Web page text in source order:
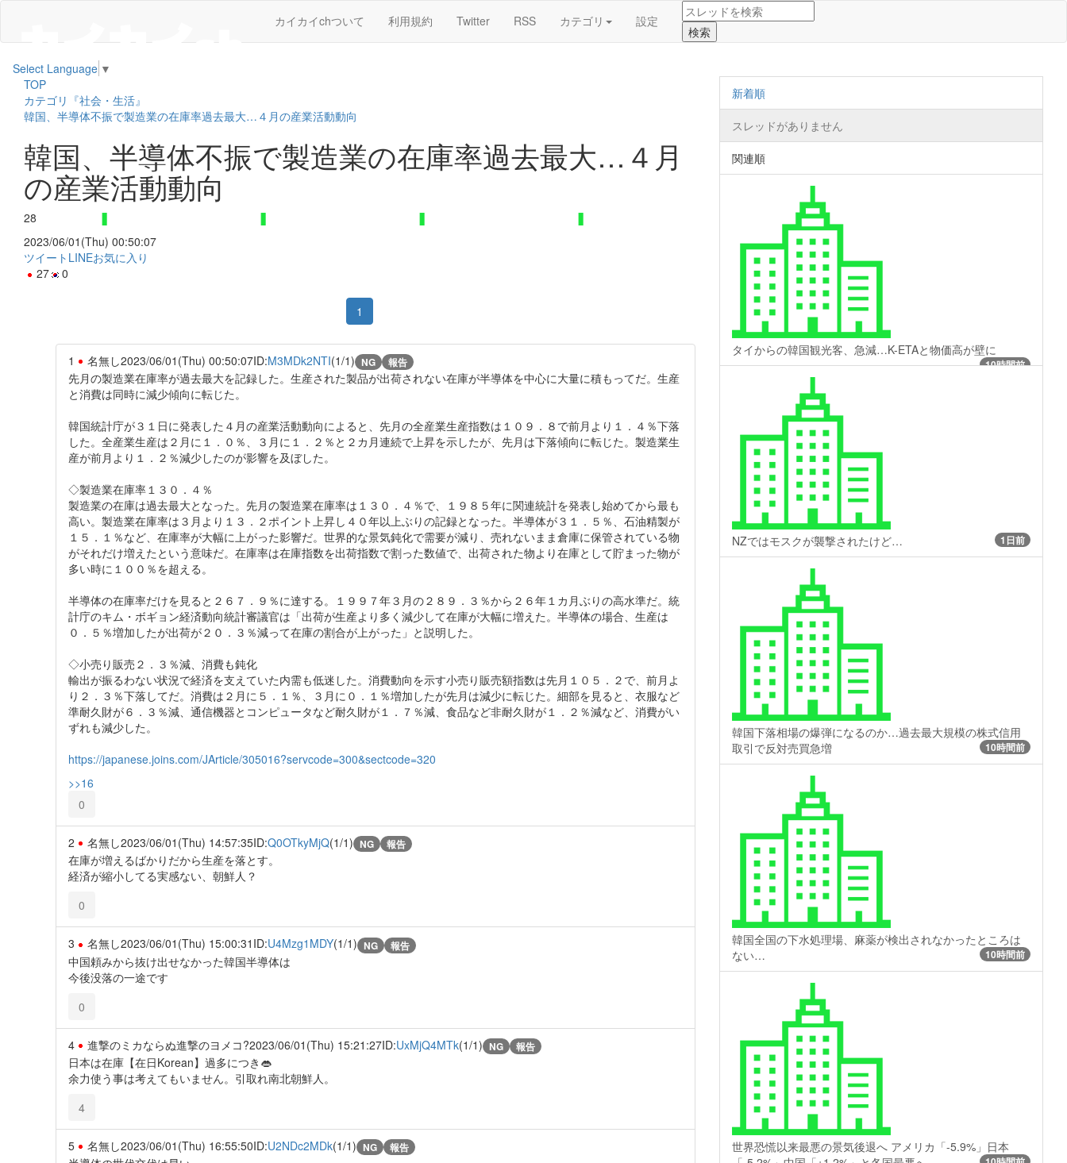
カイカイchついて 利用規約 Twitter RSS カテゴリ 設定
Select Language ▼
TOP
カテゴリ『社会・生活』
韓国、半導体不振で製造業の在庫率過去最大…４月の産業活動動向
韓国、半導体不振で製造業の在庫率過去最大…４月
の産業活動動向
28
2023/06/01(Thu) 00:50:07
ツイート LINEお気に入り
27
0
1
1 名無し2023/06/01(Thu) 00:50:07ID:M3MDk2NTI(1/1) NG 報告
先月の製造業在庫率が過去最大を記録した。生産された製品が出荷されない在庫が半導体を中心に大量に積もってだ。生産
と消費は同時に減少傾向に転じた。
韓国統計庁が３１日に発表した４月の産業活動動向によると、先月の全産業生産指数は１０９．８で前月より１．４％下落
した。全産業生産は２月に１．０％、３月に１．２％と２カ月連続で上昇を示したが、先月は下落傾向に転じた。製造業生
産が前月より１．２％減少したのが影響を及ぼした。
◇製造業在庫率１３０．４％
製造業の在庫は過去最大となった。先月の製造業在庫率は１３０．４％で、１９８５年に関連統計を発表し始めてから最も
高い。製造業在庫率は３月より１３．２ポイント上昇し４０年以上ぶりの記録となった。半導体が３１．５％、石油精製が
１５．１％など、在庫率が大幅に上がった影響だ。世界的な景気鈍化で需要が減り、売れないまま倉庫に保管されている物
がそれだけ増えたという意味だ。在庫率は在庫指数を出荷指数で割った数値で、出荷された物より在庫として貯まった物が
多い時に１００％を超える。
半導体の在庫率だけを見ると２６７．９％に達する。１９９７年３月の２８９．３％から２６年１カ月ぶりの高水準だ。統
計庁のキム・ボギョン経済動向統計審議官は「出荷が生産より多く減少して在庫が大幅に増えた。半導体の場合、生産は
０．５％増加したが出荷が２０．３％減って在庫の割合が上がった」と説明した。
◇小売り販売２．３％減、消費も鈍化
輸出が振るわない状況で経済を支えていた内需も低迷した。消費動向を示す小売り販売額指数は先月１０５．２で、前月よ
り２．３％下落してだ。消費は２月に５．１％、３月に０．１％増加したが先月は減少に転じた。細部を見ると、衣服など
準耐久財が６．３％減、通信機器とコンピュータなど耐久財が１．７％減、食品など非耐久財が１．２％減など、消費がい
ずれも減少した。
https://japanese.joins.com/JArticle/305016?servcode=300&sectcode=320
>>16
0
2 名無し2023/06/01(Thu) 14:57:35ID:Q0OTkyMjQ(1/1) NG 報告
在庫が増えるばかりだから生産を落とす。
経済が縮小してる実感ない、朝鮮人？
0
3 名無し2023/06/01(Thu) 15:00:31 ID:U4Mzg1MDY(1/1) NG 報告
中国頼みから抜け出せなかった韓国半導体は
今後没落の一途です
0
4 進撃のミカならぬ進撃のヨメコ?2023/06/01(Thu) 15:21:27ID:UxMjQ4MTk(1/1) NG 報告
日本は在庫【在日Korean】過多につき👄
余力使う事は考えてもいません。引取れ南北朝鮮人。
4
5 名無し2023/06/01(Thu) 16:55:50ID:U2NDc2MDk(1/1) NG 報告
新着順
スレッドがありません
関連順
タイからの韓国観光客、急減…K-ETAと物価高が壁に
10時間前
NZではモスクが襲撃されたけど… 1日前
韓国下落相場の爆弾になるのか…過去最大規模の株式信用
取引で反対売買急増
10時間前
韓国全国の下水処理場、麻薬が検出されなかったところは
ない…
10時間前
世界恐慌以来最悪の景気後退へ アメリカ「-5.9%」日本